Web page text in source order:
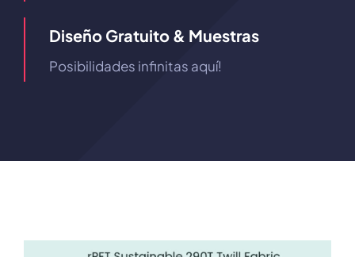
Diseño Gratuito & Muestras
Posibilidades infinitas aquí!